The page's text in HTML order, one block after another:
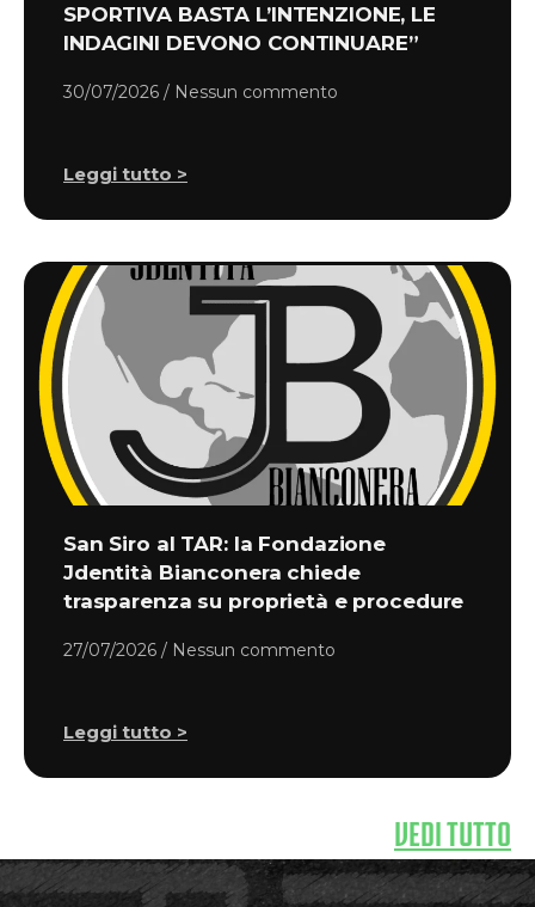
SPORTIVA BASTA L’INTENZIONE, LE
INDAGINI DEVONO CONTINUARE”
30/07/2026 Nessun commento
Leggi tutto >
San Siro al TAR: la Fondazione
Jdentità Bianconera chiede
trasparenza su proprietà e procedure
27/07/2026 Nessun commento
Leggi tutto >
VEDI TUTTO